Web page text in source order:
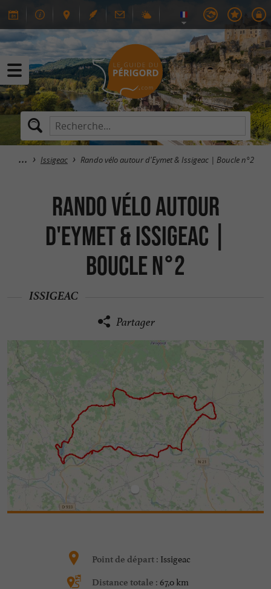
Issigeac Rando vélo autour d'Eymet & Issigeac | Boucle n°2
Rando vélo autour
d'Eymet & Issigeac |
Boucle n°2
ISSIGEAC
Partager
Point de départ : Issigeac
Distance totale : 67,0 km